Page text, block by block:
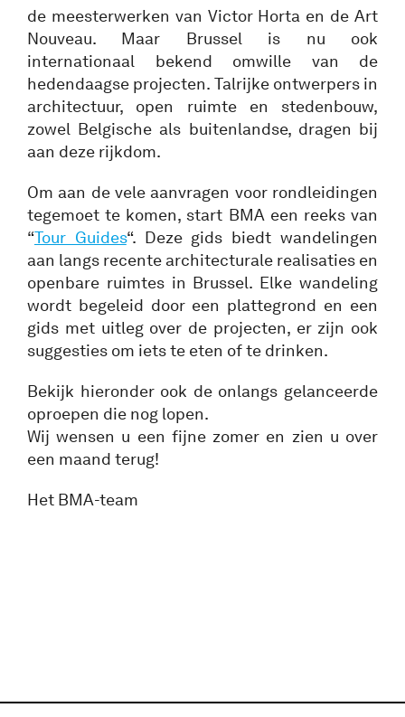
de meesterwerken van Victor Horta en de Art
Nouveau. Maar Brussel is nu ook
internationaal bekend omwille van de
hedendaagse projecten. Talrijke ontwerpers in
architectuur, open ruimte en stedenbouw,
zowel Belgische als buitenlandse, dragen bij
aan deze rijkdom.
Om aan de vele aanvragen voor rondleidingen
tegemoet te komen, start BMA een reeks van
“Tour Guides“. Deze gids biedt wandelingen
aan langs recente architecturale realisaties en
openbare ruimtes in Brussel. Elke wandeling
wordt begeleid door een plattegrond en een
gids met uitleg over de projecten, er zijn ook
suggesties om iets te eten of te drinken.
Bekijk hieronder ook de onlangs gelanceerde
oproepen die nog lopen.
Wij wensen u een fijne zomer en zien u over
een maand terug!
Het BMA-team